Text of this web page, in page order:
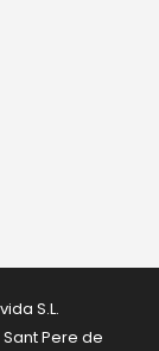
S.L.
Pere de